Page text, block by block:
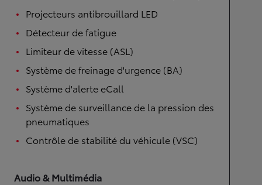
Projecteurs antibrouillard LED
Détecteur de fatigue
Limiteur de vitesse (ASL)
Système de freinage d'urgence (BA)
Système d'alerte eCall
Système de surveillance de la pression des
pneumatiques
Contrôle de stabilité du véhicule (VSC)
Audio & Multimédia